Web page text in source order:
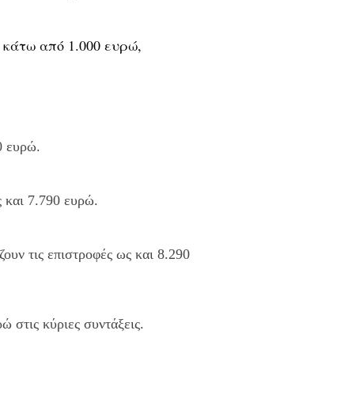
από 1.000 ευρώ,
ευρώ.
και 7.790 ευρώ.
τις επιστροφές ως και 8.290
κύριες συντάξεις.